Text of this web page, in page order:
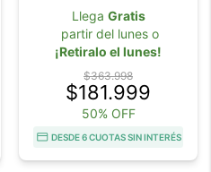
Llega Gratis
partir del lunes o
¡Retiralo el lunes!
$363.998
$181.999
50% OFF
DESDE 6 CUOTAS SIN INTERÉS